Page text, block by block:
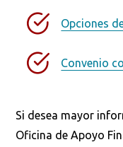
Opciones
Convenio
Si desea mayor
Oficina de Apoyo
Busca en la
¿Qué buscas?